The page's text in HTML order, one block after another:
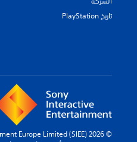
تاريخ PlayStation
© 2026 Sony Interactive Entertainment Europe Limited (SIEE)